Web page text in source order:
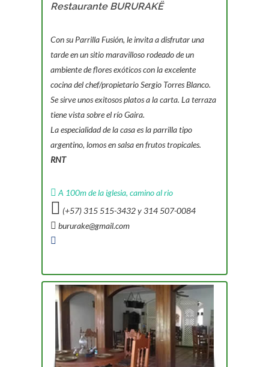
Restaurante BURURAKË
Con su Parrilla Fusión, le invita a disfrutar una
tarde en un sitio maravilloso rodeado de un
ambiente de flores exóticos con la excelente
cocina del chef/propietario Sergio Torres Blanco.
Se sirve unos exitosos platos a la carta. La terraza
tiene vista sobre el río Gaira.
La especialidad de la casa es la parrilla tipo
argentino, lomos en salsa en frutos tropicales.
RNT
A 100m de la iglesia, camino al rio
(+57) 315 515-3432 y 314 507-0084
bururake@gmail.com